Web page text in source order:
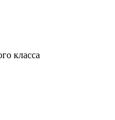
класса